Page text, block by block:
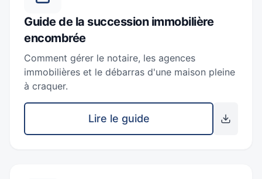
Guide de la succession immobilière
encombrée
Comment gérer le notaire, les agences
immobilières et le débarras d'une maison pleine
à craquer.
Lire le guide